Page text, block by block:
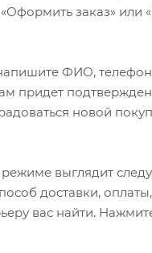
заказ» или
ФИО,
придет
новой
выглядит
доставки,
вас найти.